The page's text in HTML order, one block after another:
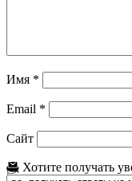
Имя *
Email *
Сайт
Хотите получать